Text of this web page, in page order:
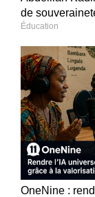
de
Éducation
OneNine :